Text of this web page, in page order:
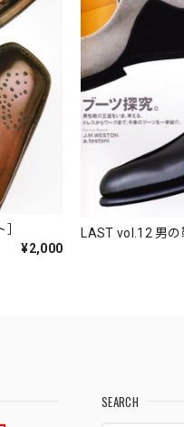
］
¥2,000
LAST vol.12 男の
SEARCH